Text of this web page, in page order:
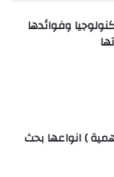
وفوائدها
) انواعها بحث